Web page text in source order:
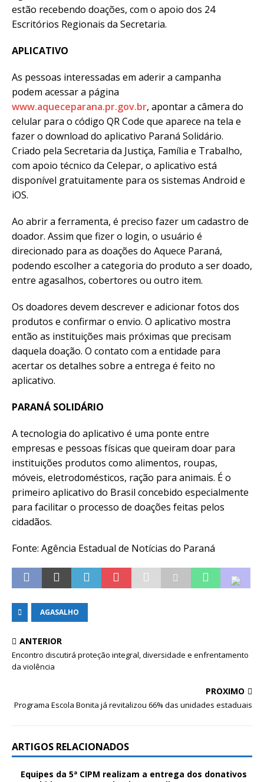
estão recebendo doações, com o apoio dos 24
Escritórios Regionais da Secretaria.
APLICATIVO
As pessoas interessadas em aderir a campanha
podem acessar a página
www.aqueceparana.pr.gov.br, apontar a câmera do
celular para o código QR Code que aparece na tela e
fazer o download do aplicativo Paraná Solidário.
Criado pela Secretaria da Justiça, Família e Trabalho,
com apoio técnico da Celepar, o aplicativo está
disponível gratuitamente para os sistemas Android e
iOS.
Ao abrir a ferramenta, é preciso fazer um cadastro de
doador. Assim que fizer o login, o usuário é
direcionado para as doações do Aquece Paraná,
podendo escolher a categoria do produto a ser doado,
entre agasalhos, cobertores ou outro item.
Os doadores devem descrever e adicionar fotos dos
produtos e confirmar o envio. O aplicativo mostra
então as instituições mais próximas que precisam
daquela doação. O contato com a entidade para
acertar os detalhes sobre a entrega é feito no
aplicativo.
PARANÁ SOLIDÁRIO
A tecnologia do aplicativo é uma ponte entre
empresas e pessoas físicas que queiram doar para
instituições produtos como alimentos, roupas,
móveis, eletrodomésticos, ração para animais. É o
primeiro aplicativo do Brasil concebido especialmente
para facilitar o processo de doações feitas pelos
cidadãos.
Fonte: Agência Estadual de Notícias do Paraná
AGASALHO
ANTERIOR
Encontro discutirá proteção integral, diversidade e enfrentamento
da violência
PRÓXIMO
Programa Escola Bonita já revitalizou 66% das unidades estaduais
ARTIGOS RELACIONADOS
Equipes da 5ª CIPM realizam a entrega dos donativos